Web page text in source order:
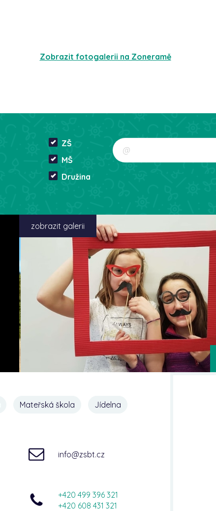
Zobrazit fotogalerii na Zoneramě
ZŠ
MŠ
Družina
zobrazit galerii
Mateřská škola Jídelna
info@zsbt.cz
+420 499 396 321
+420 608 431 321